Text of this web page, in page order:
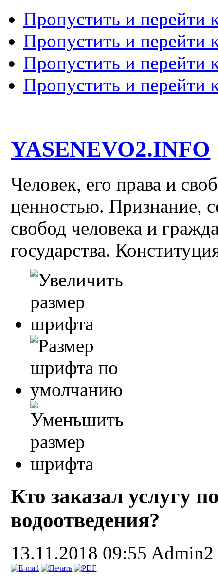
Пропустить и перейти
Пропустить и перейти
Пропустить и перейти
Пропустить и перейти
YASENEVO2.INFO
Человек, его права и
ценностью. Признание,
свобод человека и
государства.
Кто заказал услугу
водоотведения?
13.11.2018 09:55 Admin2